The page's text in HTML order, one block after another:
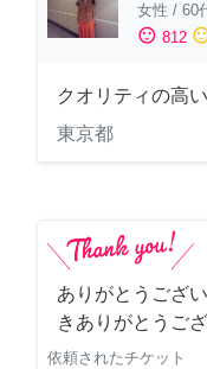
女性 / 60
sentiment_satisfied 812
クオリティの高
東京都
ありがとうござ
きありがとうご
依頼されたチケット